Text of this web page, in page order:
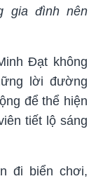
gia đình nên
Đạt không
lời đường
để thể hiện
tiết lộ sáng
đi biển chơi,